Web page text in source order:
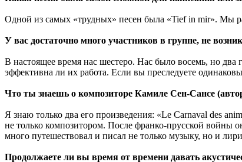
Одной из самых «трудных» песен была «Tief in mir». Мы
У вас достаточно много участников в группе, не
В настоящее время нас шестеро. Нас было восемь, но
эффективна ли их работа. Если вы преследуете
Что ты знаешь о композиторе Камиле Сен-Сансе
Я знаю только два его произведения: «Le Carnaval des
не только композитором. После франко-прусской войны
много путешествовал и писал не только музыку, но и
Продолжаете ли вы время от времени давать